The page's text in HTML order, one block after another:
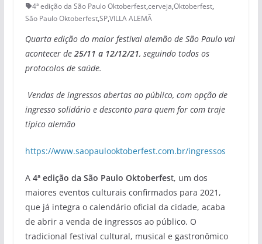
4ª edição da São Paulo Oktoberfest,cerveja,Oktoberfest,
São Paulo Oktoberfest,SP,VILLA ALEMÃ
Quarta edição do maior festival alemão de São Paulo vai
acontecer de 25/11 a 12/12/21, seguindo todos os
protocolos de saúde.
Vendas de ingressos abertas ao público, com opção de
ingresso solidário e desconto para quem for com traje
típico alemão
https://www.saopaulooktoberfest.com.br/ingressos
A 4ª edição da São Paulo Oktoberfest, um dos
maiores eventos culturais confirmados para 2021,
que já integra o calendário oficial da cidade, acaba
de abrir a venda de ingressos ao público. O
tradicional festival cultural, musical e gastronômico